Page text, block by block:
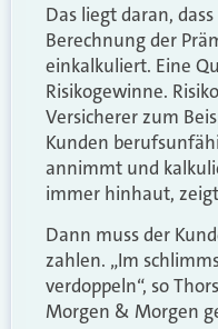
Das liegt daran,
Berechnung der
einkalkuliert. Eine
Risikogewinne.
Versicherer zum
Kunden
annimmt und
immer hinhaut,
Dann muss der
zahlen. „Im
verdoppeln“, so
Morgen & Morgen